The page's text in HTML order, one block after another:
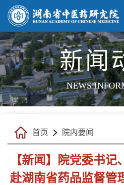
新闻
NEWS
首页 院内要闻
【新闻】院党委书
赴湖南省药品监督管